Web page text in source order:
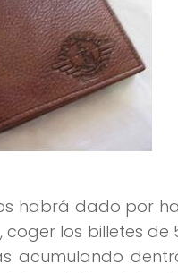
habrá dado por
los billetes de
acumulando